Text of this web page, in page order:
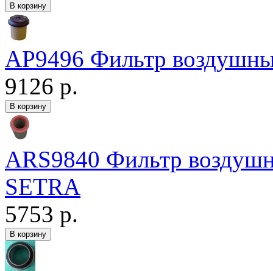
AP9496 Фильтр
9126 р.
ARS9840 Фильтр
SETRA
5753 р.